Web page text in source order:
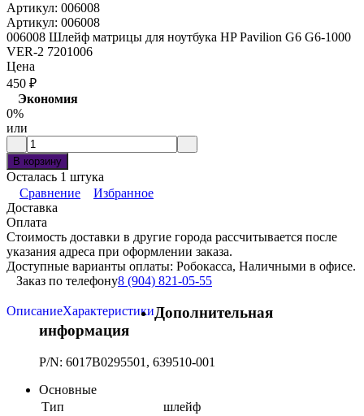
Артикул: 006008
Артикул: 006008
006008 Шлейф матрицы для ноутбука HP Pavilion G6 G6-1000
VER-2 7201006
Цена
450 ₽
Экономия
0%
или
В корзину
Осталась 1 штука
Сравнение
Избранное
Доставка
Оплата
Стоимость доставки в другие города рассчитывается после
указания адреса при оформлении заказа.
Доступные варианты оплаты: Робокасса, Наличными в офисе.
Заказ по телефону8 (904) 821-05-55
ОписаниеХарактеристикиДополнительная
информация
P/N: 6017B0295501, 639510-001
Основные
Тип
шлейф